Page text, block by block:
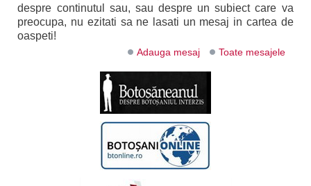
despre continutul sau, sau despre un subiect care va
preocupa, nu ezitati sa ne lasati un mesaj in cartea de
oaspeti!
Adauga mesaj Toate mesajele